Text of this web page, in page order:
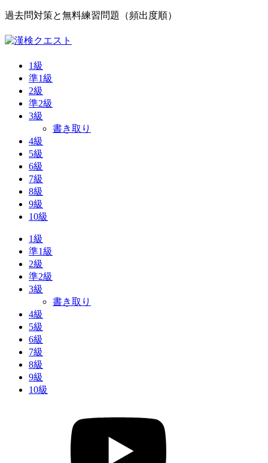
過去問対策と無料練習問題（頻出度順）
1級
準1級
2級
準2級
3級
書き取り
4級
5級
6級
7級
8級
9級
10級
1級
準1級
2級
準2級
3級
書き取り
4級
5級
6級
7級
8級
9級
10級